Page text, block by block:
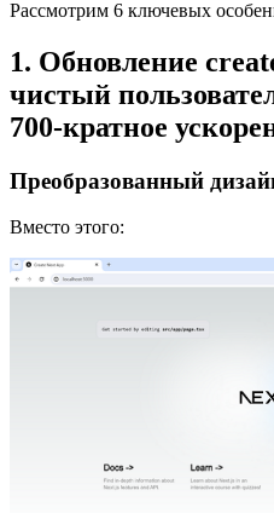
Рассмотрим 6 ключевых
1. Обновление
чистый
700-кратное
Преобразованный
Вместо этого: